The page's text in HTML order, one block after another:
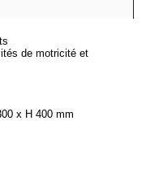
de motricité et
x H 400 mm